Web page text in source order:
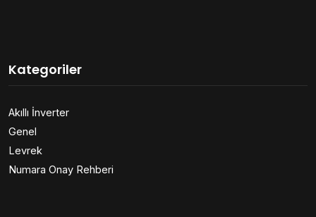
Kategoriler
Akıllı İnverter
Genel
Levrek
Numara Onay Rehberi